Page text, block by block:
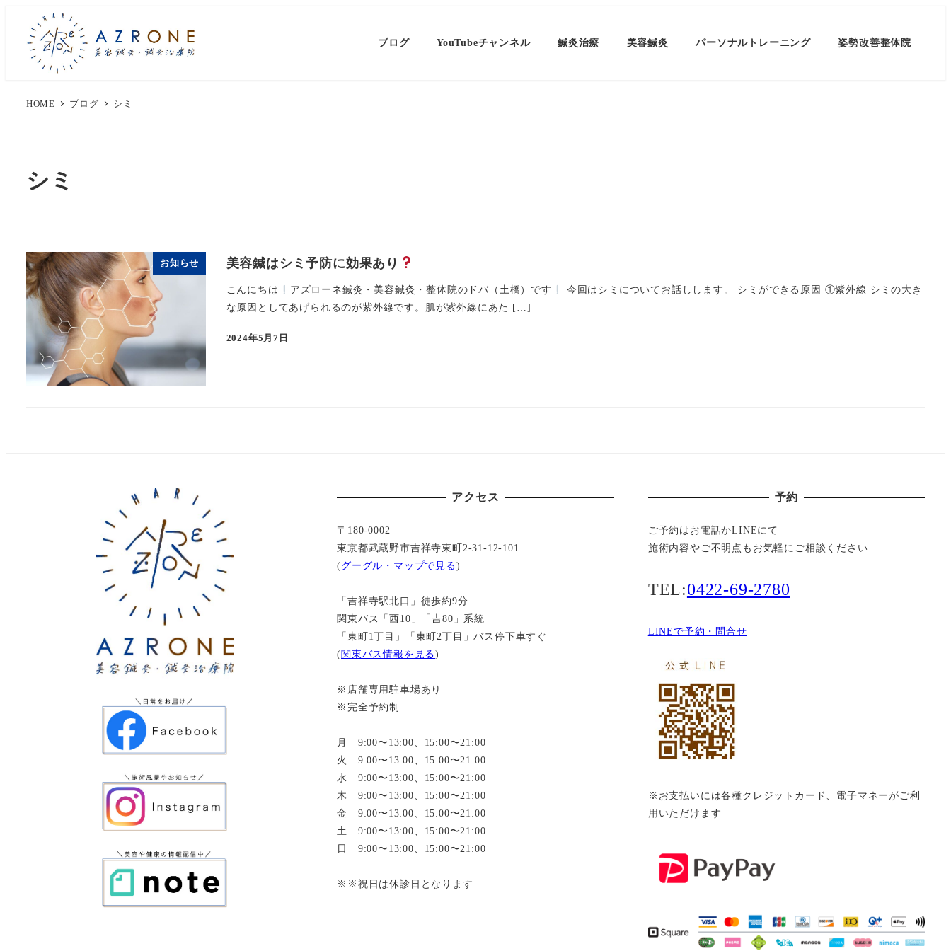
ブログ YouTubeチャンネル 鍼灸治療 美容鍼灸 パーソナルトレーニング 姿勢改善整体院
HOME ブログ シミ
シミ
お知らせ 美容鍼はシミ予防に効果あり
こんにちは アズローネ鍼灸・美容鍼灸・整体院のドバ（土橋）です
今回はシミについてお話しします。 シミができる原因 ①紫外線 シミの大き
な原因としてあげられるのが紫外線です。肌が紫外線にあた […]
2024年5月7日
アクセス
〒180-0002
東京都武蔵野市吉祥寺東町2-31-12-101
(グーグル・マップで見る)
「吉祥寺駅北口」徒歩約9分
関東バス「西10」「吉80」系統
「東町1丁目」「東町2丁目」バス停下車すぐ
(関東バス情報を見る)
※店舗専用駐車場あり
※完全予約制
月 9:00〜13:00、15:00〜21:00
火 9:00〜13:00、15:00〜21:00
水 9:00〜13:00、15:00〜21:00
木 9:00〜13:00、15:00〜21:00
金 9:00〜13:00、15:00〜21:00
土 9:00〜13:00、15:00〜21:00
日 9:00〜13:00、15:00〜21:00
※※祝日は休診日となります
予約
ご予約はお電話かLINEにて
施術内容やご不明点もお気軽にご相談ください
TEL:0422-69-2780
LINEで予約・問合せ
※お支払いには各種クレジットカード、電子マネーがご利
用いただけます